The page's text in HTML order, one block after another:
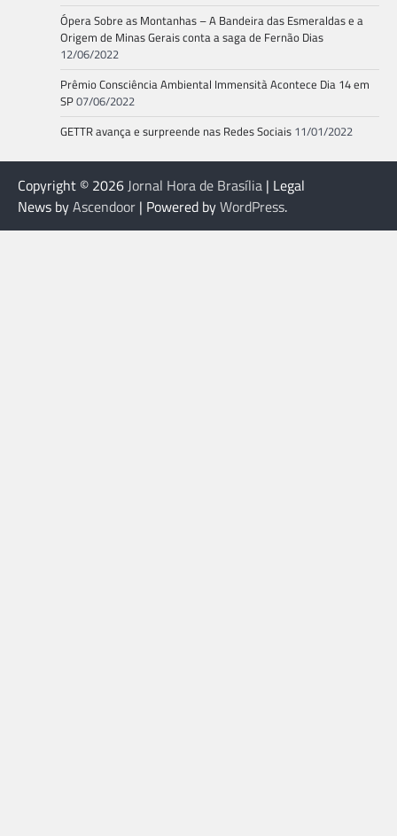
Ópera Sobre as Montanhas – A Bandeira das Esmeraldas e a
Origem de Minas Gerais conta a saga de Fernão Dias
12/06/2022
Prêmio Consciência Ambiental Immensità Acontece Dia 14 em
SP07/06/2022
GETTR avança e surpreende nas Redes Sociais 11/01/2022
Copyright © 2026Jornal Hora de Brasília | Legal
News byAscendoor | Powered byWordPress.